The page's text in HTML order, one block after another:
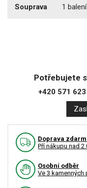
Souprava
1 balení
Potřebujete
+420 571
Doprava
Pří nákupu nad
Osobní odběr
Ve 3 kamenných